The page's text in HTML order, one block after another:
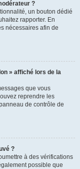
?
un bouton dédié
rapporter. En
nécessaires afin de
» affiché lors de la
que vous
reprendre les
de contrôle de
?
à des vérifications
possible que